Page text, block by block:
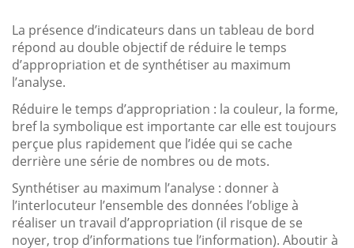
La présence d’indicateurs dans un tableau de bord
répond au double objectif de réduire le temps
d’appropriation et de synthétiser au maximum
l’analyse.
Réduire le temps d’appropriation : la couleur, la forme,
bref la symbolique est importante car elle est toujours
perçue plus rapidement que l’idée qui se cache
derrière une série de nombres ou de mots.
Synthétiser au maximum l’analyse : donner à
l’interlocuteur l’ensemble des données l’oblige à
réaliser un travail d’appropriation (il risque de se
noyer, trop d’informations tue l’information). Aboutir à